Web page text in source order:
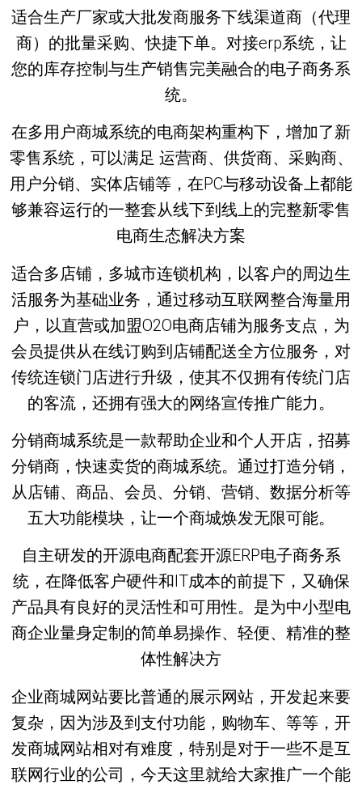
适合生产厂家或大批发商服务下线渠道商（代理
商）的批量采购、快捷下单。对接erp系统，让
您的库存控制与生产销售完美融合的电子商务系
统。
在多用户商城系统的电商架构重构下，增加了新
零售系统，可以满足 运营商、供货商、采购商、
用户分销、实体店铺等，在PC与移动设备上都能
够兼容运行的一整套从线下到线上的完整新零售
电商生态解决方案
适合多店铺，多城市连锁机构，以客户的周边生
活服务为基础业务，通过移动互联网整合海量用
户，以直营或加盟O2O电商店铺为服务支点，为
会员提供从在线订购到店铺配送全方位服务，对
传统连锁门店进行升级，使其不仅拥有传统门店
的客流，还拥有强大的网络宣传推广能力。
分销商城系统是一款帮助企业和个人开店，招募
分销商，快速卖货的商城系统。通过打造分销，
从店铺、商品、会员、分销、营销、数据分析等
五大功能模块，让一个商城焕发无限可能。
自主研发的开源电商配套开源ERP电子商务系
统，在降低客户硬件和IT成本的前提下，又确保
产品具有良好的灵活性和可用性。是为中小型电
商企业量身定制的简单易操作、轻便、精准的整
体性解决方
企业商城网站要比普通的展示网站，开发起来要
复杂，因为涉及到支付功能，购物车、等等，开
发商城网站相对有难度，特别是对于一些不是互
联网行业的公司，今天这里就给大家推广一个能